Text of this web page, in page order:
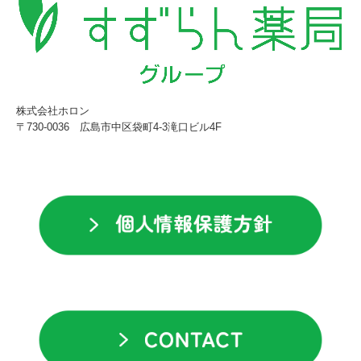
株式会社ホロン
〒730-0036 広島市中区袋町4-3滝口ビル4F